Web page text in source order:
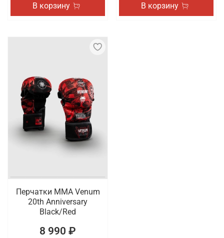
В корзину В корзину
Перчатки ММА Venum
20th Anniversary
Black/Red
8 990 ₽